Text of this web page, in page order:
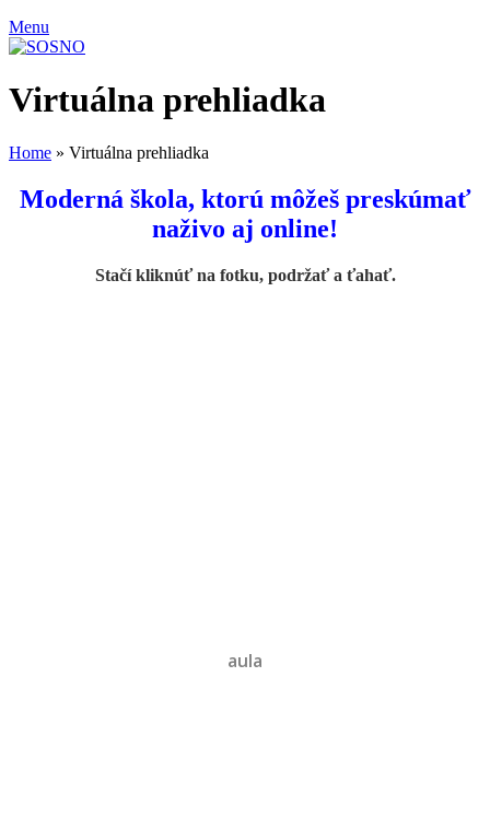
Menu
Virtuálna prehliadka
Home » Virtuálna prehliadka
Moderná škola, ktorú môžeš preskúmať
naživo aj online!
Stačí kliknúť na fotku, podržať a ťahať.
aula